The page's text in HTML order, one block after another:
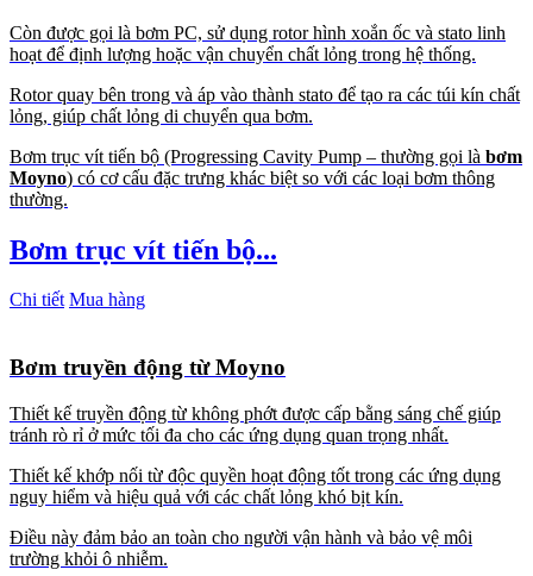
Còn được gọi là bơm PC, sử dụng rotor hình xoắn ốc và stato linh
hoạt để định lượng hoặc vận chuyển chất lỏng trong hệ thống.
Rotor quay bên trong và áp vào thành stato để tạo ra các túi kín chất
lỏng, giúp chất lỏng di chuyển qua bơm.
Bơm trục vít tiến bộ (Progressing Cavity Pump – thường gọi là bơm
Moyno) có cơ cấu đặc trưng khác biệt so với các loại bơm thông
thường.
Bơm trục vít tiến bộ...
Chi tiết Mua hàng
Bơm truyền động từ Moyno
Thiết kế truyền động từ không phớt được cấp bằng sáng chế giúp
tránh rò rỉ ở mức tối đa cho các ứng dụng quan trọng nhất.
Thiết kế khớp nối từ độc quyền hoạt động tốt trong các ứng dụng
nguy hiểm và hiệu quả với các chất lỏng khó bịt kín.
Điều này đảm bảo an toàn cho người vận hành và bảo vệ môi
trường khỏi ô nhiễm.